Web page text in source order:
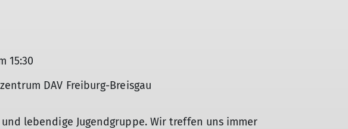
15:30
DAV Freiburg-Breisgau
lebendige Jugendgruppe. Wir treffen uns immer